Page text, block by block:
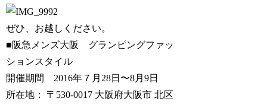
ぜひ、お越しください。
■阪急メンズ大阪 グランピングファッ
ションスタイル
開催期間 2016年７月28日〜8月9日
所在地： 〒530-0017 大阪府大阪市 北区